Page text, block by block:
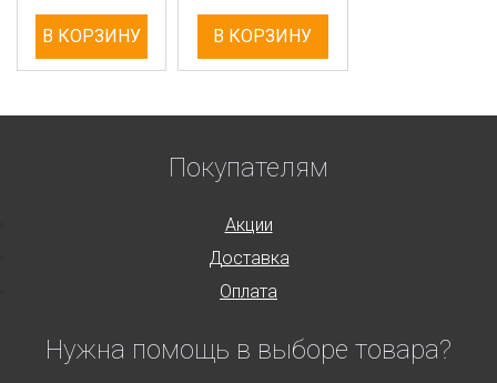
В КОРЗИНУ В КОРЗИНУ
Покупателям
Акции
Доставка
Оплата
Нужна помощь в выборе товара?